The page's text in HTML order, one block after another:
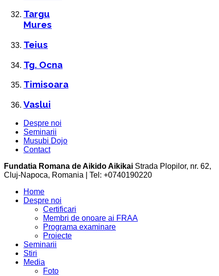
Targu
Mures
Teius
Tg. Ocna
Timisoara
Vaslui
Despre noi
Seminarii
Musubi Dojo
Contact
Fundatia Romana de Aikido Aikikai Strada Plopilor, nr. 62,
Cluj-Napoca, Romania | Tel: +0740190220
Home
Despre noi
Certificari
Membri de onoare ai FRAA
Programa examinare
Proiecte
Seminarii
Stiri
Media
Foto